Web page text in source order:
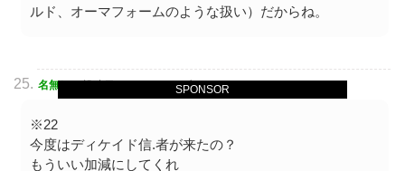
SPONSOR
ルド、オーマフォームのような扱い）だからね。
名無し: 投稿日：2020/01/29(水) 18:17:53
※22
今度はディケイド信.者が来たの？
もういい加減にしてくれ